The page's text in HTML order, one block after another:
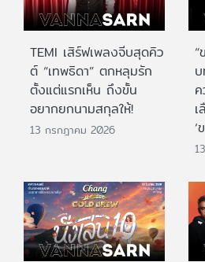
TEMI เสิร์ฟเพลงจีบสุดคิว
ต์ “เทพธิดา” ตกหลุมรัก
ตั้งแต่แรกเห็น ถึงขั้น
อยากยกนามสกุลให้!
13 กรกฎาคม 2026